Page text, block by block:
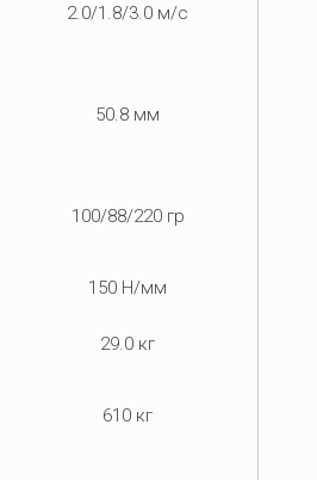
2.0/1.8/3.0 м/с
50.8 мм
100/88/220 гр
150 Н/мм
29.0 кг
610 кг